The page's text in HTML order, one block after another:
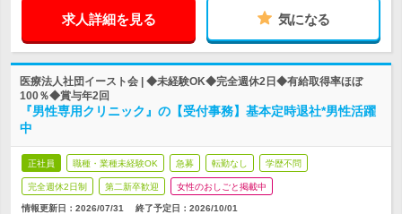
求人詳細を見る 気になる
医療法人社団イースト会 | ◆未経験OK◆完全週休2日◆有給取得率ほぼ
100％◆賞与年2回
『男性専用クリニック』の【受付事務】基本定時退社*男性活躍
中
正社員 職種・業種未経験OK 急募 転勤なし 学歴不問
完全週休2日制 第二新卒歓迎 女性のおしごと掲載中
情報更新日：2026/07/31 終了予定日： 2026/10/01